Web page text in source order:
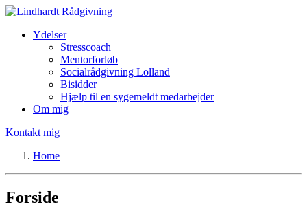
Ydelser
Stresscoach
Mentorforløb
Socialrådgivning Lolland
Bisidder
Hjælp til en sygemeldt medarbejder
Om mig
Kontakt mig
Home
Forside